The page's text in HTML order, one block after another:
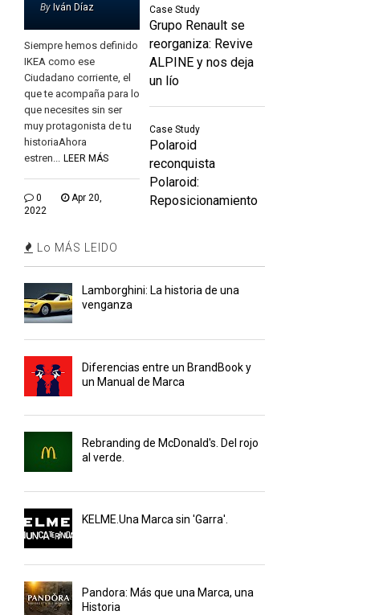
By Iván Díaz
Siempre hemos definido
IKEA como ese
Ciudadano corriente, el
que te acompaña para lo
que necesites sin ser
muy protagonista de tu
historiaAhora
estren...
LEER MÁS
0
Apr 20,
2022
Case Study
Grupo Renault se
reorganiza: Revive
ALPINE y nos deja
un lío
Case Study
Polaroid
reconquista
Polaroid:
Reposicionamiento
Lo MÁS LEIDO
Lamborghini: La historia de una
venganza
Diferencias entre un BrandBook y
un Manual de Marca
Rebranding de McDonald's. Del rojo
al verde.
KELME.Una Marca sin 'Garra'.
Pandora: Más que una Marca, una
Historia